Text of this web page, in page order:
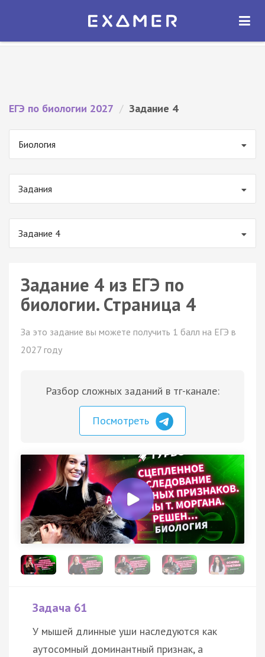
Экзамер — ЕГЭ 2027
ОТКРЫТЬ
ЕГЭ по биологии 2027 / Задание 4
Биология
Задания
Задание 4
Задание 4 из ЕГЭ по
биологии. Страница 4
За это задание вы можете получить 1 балл на ЕГЭ в
2027 году
Разбор сложных заданий в тг-канале:
Посмотреть
Задача 61
У мышей длинные уши наследуются как
аутосомный доминантный признак, а